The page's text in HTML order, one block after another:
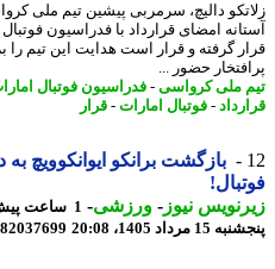
دالیچ، سرمربی پیشین تیم ملی
امضای قرارداد با فدراسیون فوتبال
گرفته و قرار است هدایت این تیم را بر
حضور ...
ملی کرواسی -فدراسیون فوتبال امارات-
-فوتبال امارات- قرار
بازگشت برانکو ایوانکوویچ به
نیوز-ورزشی-
1 ساعت پیش -
1405، 20:08
82037699